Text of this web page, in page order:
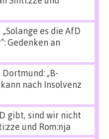
„Solange es die AfD
Gedenken an
„B-
nach Insolvenz
gibt, sind wir nicht
und Rom:nja